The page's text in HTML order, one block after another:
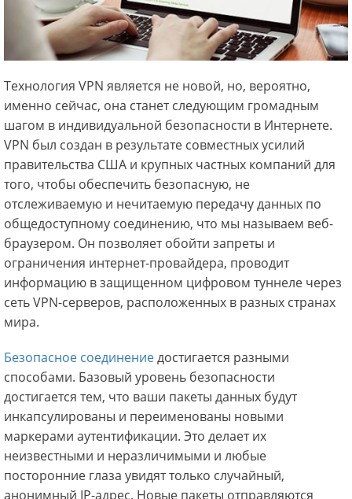
Технология VPN является не новой, но, вероятно,
именно сейчас, она станет следующим громадным
шагом в индивидуальной безопасности в Интернете.
VPN был создан в результате совместных усилий
правительства США и крупных частных компаний для
того, чтобы обеспечить безопасную, не
отслеживаемую и нечитаемую передачу данных по
общедоступному соединению, что мы называем веб-
браузером. Он позволяет обойти запреты и
ограничения интернет-провайдера, проводит
информацию в защищенном цифровом туннеле через
сеть VPN-серверов, расположенных в разных странах
мира.
Безопасное соединениедостигается разными
способами. Базовый уровень безопасности
достигается тем, что ваши пакеты данных будут
инкапсулированы и переименованы новыми
маркерами аутентификации. Это делает их
неизвестными и неразличимыми и любые
посторонние глаза увидят только случайный,
анонимный IP-адрес. Новые пакеты отправляются